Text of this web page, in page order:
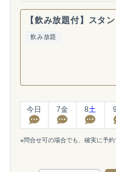
【飲み放題付】スタ
飲み放題
今日 7金 8土 9
※問合せ可の場合でも、確実に予約